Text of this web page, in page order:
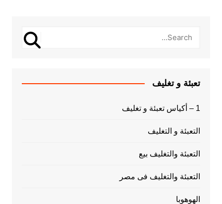
تعبئة و تغليف
1 – أكياس تعبئة و تغليف
التعبئة و التغليف
التعبئة والتغليف بيع
التعبئة والتغليف فى مصر
الهوهوبا